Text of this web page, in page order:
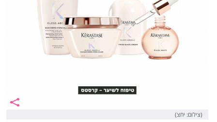
(צילום: יחצ)